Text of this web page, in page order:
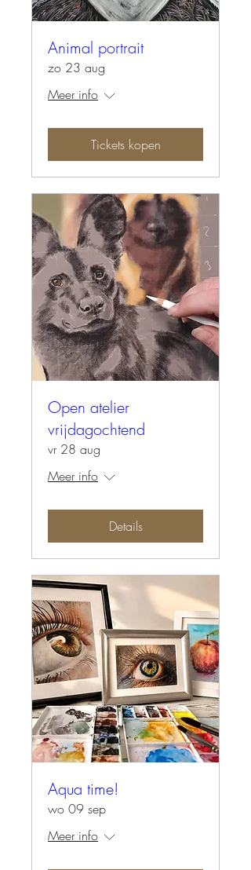
Animal portrait
zo 23 aug
Meer info
Tickets kopen
Open atelier
vrijdagochtend
vr 28 aug
Meer info
Details
Aqua time!
wo 09 sep
Meer info